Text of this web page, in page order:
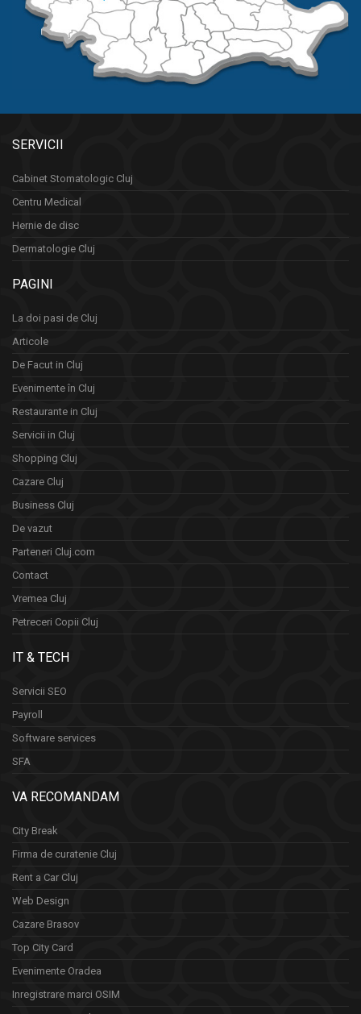
SERVICII
Cabinet Stomatologic Cluj
Centru Medical
Hernie de disc
Dermatologie Cluj
PAGINI
La doi pasi de Cluj
Articole
De Facut in Cluj
Evenimente în Cluj
Restaurante in Cluj
Servicii in Cluj
Shopping Cluj
Cazare Cluj
Business Cluj
De vazut
Parteneri Cluj.com
Contact
Vremea Cluj
Petreceri Copii Cluj
IT & TECH
Servicii SEO
Payroll
Software services
SFA
VA RECOMANDAM
City Break
Firma de curatenie Cluj
Rent a Car Cluj
Web Design
Cazare Brasov
Top City Card
Evenimente Oradea
Inregistrare marci OSIM